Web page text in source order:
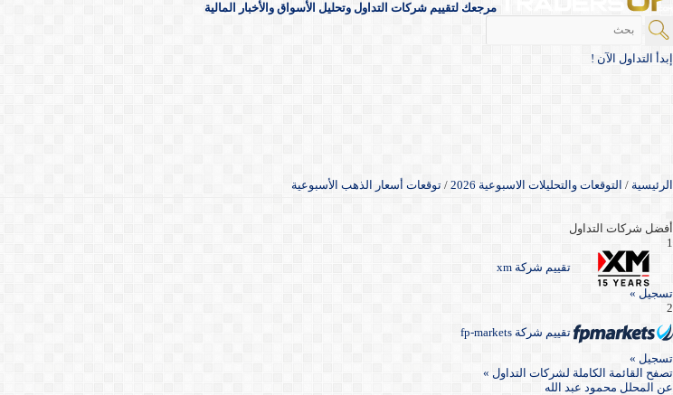
مرجعك لتقييم شركات التداول وتحليل الأسواق والأخبار المالية
إبدأ التداول الآن !
الرئيسية / التوقعات والتحليلات الاسبوعية 2026 / توقعات أسعار الذهب الأسبوعية
أفضل شركات التداول
1
تقييم شركة xm
تسجيل »
2
تقييم شركة fp-markets
تسجيل »
تصفح القائمة الكاملة لشركات التداول »
عن المحلل محمود عبد الله